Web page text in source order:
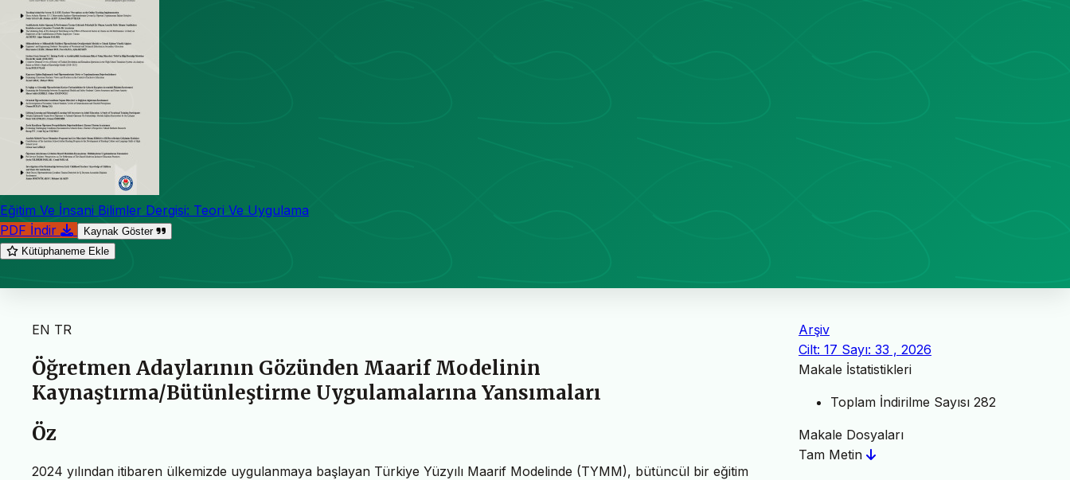
Eğitim Ve İnsani Bilimler Dergisi: Teori Ve Uygulama
PDF İndir
Kaynak Göster
Kütüphaneme Ekle
EN TR
Öğretmen Adaylarının Gözünden Maarif Modelinin
Kaynaştırma/Bütünleştirme Uygulamalarına Yansımaları
Öz
2024 yılından itibaren ülkemizde uygulanmaya başlayan Türkiye Yüzyılı Maarif Modelinde (TYMM), bütüncül bir eğitim
Arşiv
Cilt: 17 Sayı: 33 , 2026
Makale İstatistikleri
Toplam İndirilme Sayısı 282
Makale Dosyaları
Tam Metin